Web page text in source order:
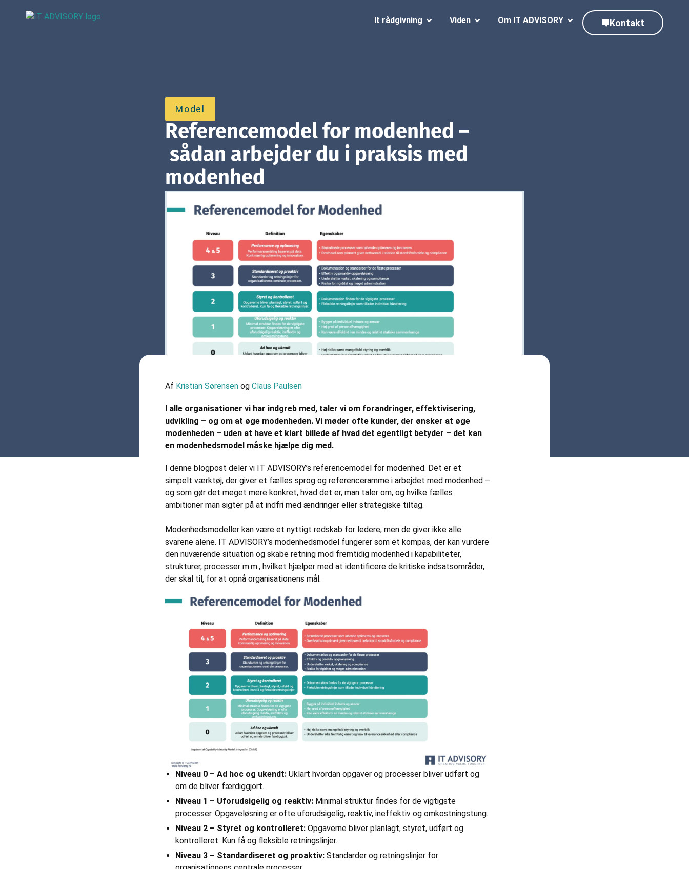
It rådgivning Viden Om IT ADVISORY Kontakt
Model
Referencemodel for modenhed –
sådan arbejder du i praksis med
modenhed
Af Kristian Sørensen og Claus Paulsen
I alle organisationer vi har indgreb med, taler vi om forandringer, effektivisering,
udvikling – og om at øge modenheden. Vi møder ofte kunder, der ønsker at øge
modenheden – uden at have et klart billede af hvad det egentligt betyder – det kan
en modenhedsmodel måske hjælpe dig med.
I denne blogpost deler vi IT ADVISORY’s referencemodel for modenhed. Det er et
simpelt værktøj, der giver et fælles sprog og referenceramme i arbejdet med modenhed –
og som gør det meget mere konkret, hvad det er, man taler om, og hvilke fælles
ambitioner man sigter på at indfri med ændringer eller strategiske tiltag.
Modenhedsmodeller kan være et nyttigt redskab for ledere, men de giver ikke alle
svarene alene. IT ADVISORY’s modenhedsmodel fungerer som et kompas, der kan vurdere
den nuværende situation og skabe retning mod fremtidig modenhed i kapabiliteter,
strukturer, processer m.m., hvilket hjælper med at identificere de kritiske indsatsområder,
der skal til, for at opnå organisationens mål.
Niveau 0 – Ad hoc og ukendt: Uklart hvordan opgaver og processer bliver udført og
om de bliver færdiggjort.
Niveau 1 – Uforudsigelig og reaktiv: Minimal struktur findes for de vigtigste
processer. Opgaveløsning er ofte uforudsigelig, reaktiv, ineffektiv og omkostningstung.
Niveau 2 – Styret og kontrolleret: Opgaverne bliver planlagt, styret, udført og
kontrolleret. Kun få og fleksible retningslinjer.
Niveau 3 – Standardiseret og proaktiv: Standarder og retningslinjer for